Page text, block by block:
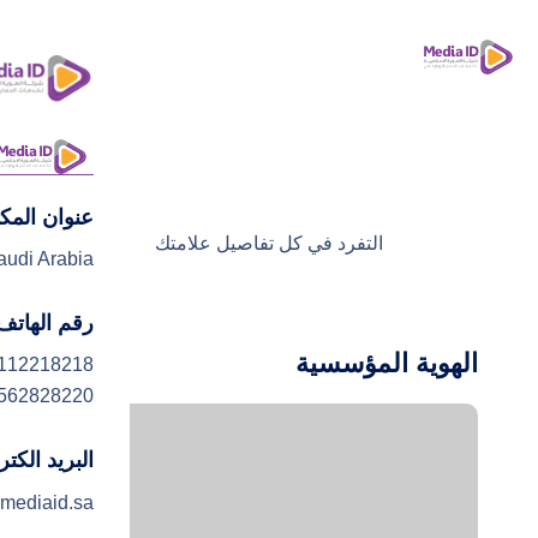
عنوان
Arabia
رقم
البريد
التفرد في كل تفاصيل علامتك
الهوية المؤسسية